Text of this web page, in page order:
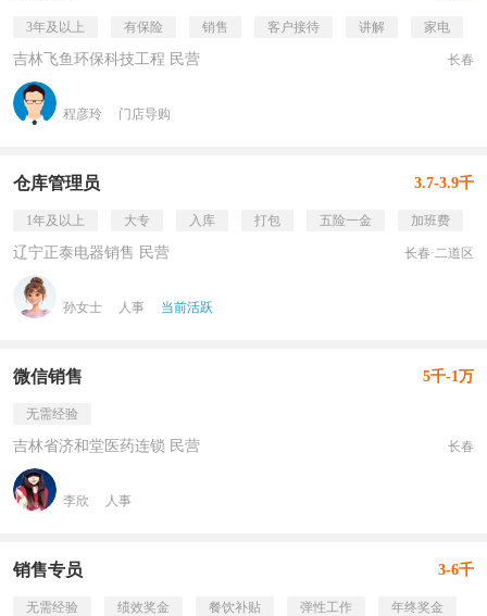
3年及以上 有保险 销售 客户接待 讲解 家电
吉林飞鱼环保科技工程 民营 长春
程彦玲 门店导购
仓库管理员 3.7-3.9千
1年及以上 大专 入库 打包 五险一金 加班费
辽宁正泰电器销售 民营 长春·二道区
孙女士 人事 当前活跃
微信销售 5千-1万
无需经验
吉林省济和堂医药连锁 民营 长春
李欣 人事
销售专员 3-6千
无需经验 绩效奖金 餐饮补贴 弹性工作
年终奖金